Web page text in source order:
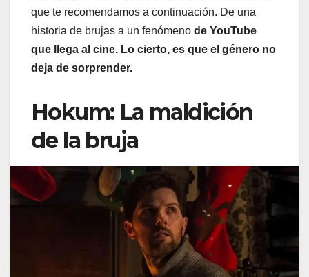
que te recomendamos a continuación. De una
historia de brujas a un fenómeno de YouTube
que llega al cine. Lo cierto, es que el género no
deja de sorprender.
Hokum: La maldición
de la bruja